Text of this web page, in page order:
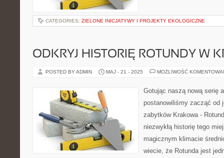
CATEGORIES: ZIELONE INICJATYWY I PROJEKTY EKOLOGICZNE
ODKRYJ HISTORIĘ ROTUNDY W
POSTED BY ADMIN MAJ - 21 - 2025 MOŻLIWOŚĆ
Gotując naszą nową serię
postanowiliśmy zacząć od
zabytków Krakowa -
niezwykłą historię tego
magicznym klimacie
wiecie, że Rotunda jest